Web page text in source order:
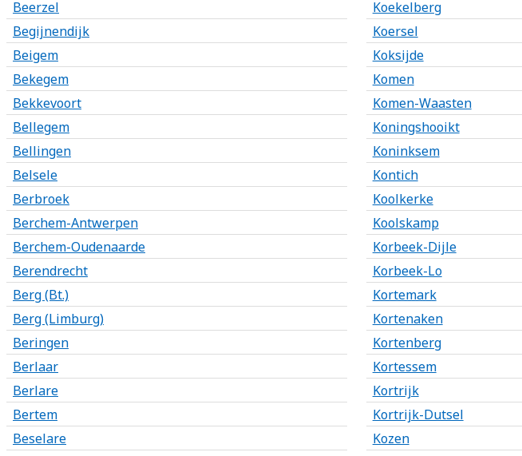
Beerzel
Begijnendijk
Beigem
Bekegem
Bekkevoort
Bellegem
Bellingen
Belsele
Berbroek
Berchem-Antwerpen
Berchem-Oudenaarde
Berendrecht
Berg (Bt.)
Berg (Limburg)
Beringen
Berlaar
Berlare
Bertem
Beselare
Koekelberg
Koersel
Koksijde
Komen
Komen-Waasten
Koningshooikt
Koninksem
Kontich
Koolkerke
Koolskamp
Korbeek-Dijle
Korbeek-Lo
Kortemark
Kortenaken
Kortenberg
Kortessem
Kortrijk
Kortrijk-Dutsel
Kozen